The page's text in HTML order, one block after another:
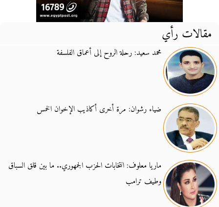
مقالات رأي
محمد سعيد: رحلة الروح إلى أعماق الفلسفة
ضياء رشوان: مرة أخرى أكاذيب الإخوان الخمس
ماريا معلوف: انتخابات الحزب الجمهوري.. ما بين قلق السباق
وطيف ترامب